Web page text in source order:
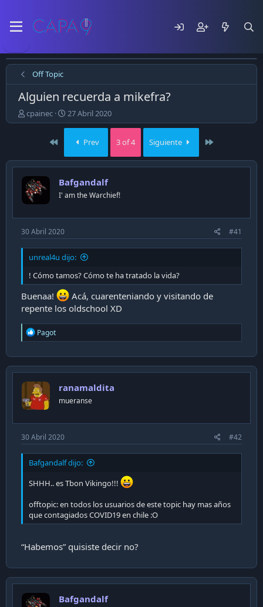
Off Topic
Alguien recuerda a mikefra?
E
m
ó
e
l
t
e
m
a
cpainec
F
e
a
d
p
u
l
c
a
c
ó
n
27 Abril 2020
First Prev 3 of 4 Siguiente
Bafgandalf
I' am the Warchief!
30 Abril 2020 #41
unreal4u dijo:
! Cómo tamos? Cómo te ha tratado la vida?
Buenaa!
Acá, cuarenteniando y visitando de
repente los oldschool XD
R
e
c
t
o
n
Pagot
ranamaldita
mueranse
30 Abril 2020 #42
Bafgandalf dijo:
SHHH.. es Tbon Vikingo!!!
offtopic: en todos los usuarios de este topic hay mas años
que contagiados COVID19 en chile :O
“Habemos” quisiste decir no?
Bafgandalf